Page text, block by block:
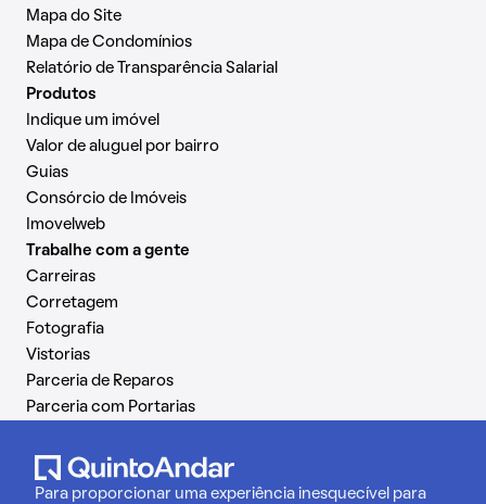
Mapa do Site
Mapa de Condomínios
Relatório de Transparência Salarial
Produtos
Indique um imóvel
Valor de aluguel por bairro
Guias
Consórcio de Imóveis
Imovelweb
Trabalhe com a gente
Carreiras
Corretagem
Fotografia
Vistorias
Parceria de Reparos
Parceria com Portarias
Para proporcionar uma experiência inesquecível para